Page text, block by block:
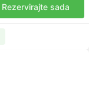
Rezervirajte sada